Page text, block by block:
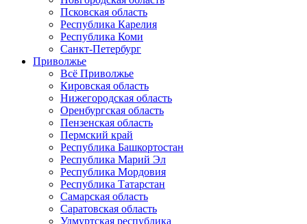
Псковская область
Республика Карелия
Республика Коми
Санкт-Петербург
Приволжье
Всё Приволжье
Кировская область
Нижегородская область
Оренбургская область
Пензенская область
Пермский край
Республика Башкортостан
Республика Марий Эл
Республика Мордовия
Республика Татарстан
Самарская область
Саратовская область
Удмуртская республика